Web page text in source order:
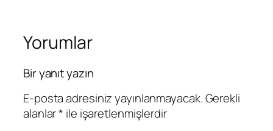
Yorumlar
Bir yanıt yazın
E-posta adresiniz yayınlanmayacak.Gerekli
alanlar* ile işaretlenmişlerdir